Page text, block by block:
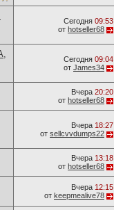
Сегодня 09:53
от hotseller68
Сегодня 09:04
от James34
Вчера 20:20
от hotseller68
Вчера 18:27
от sellcvvdumps22
Вчера 13:18
от hotseller68
Вчера 12:15
от keepmealive78